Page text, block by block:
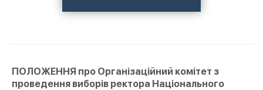
ПОЛОЖЕННЯ про Організаційний комітет з
проведення виборів ректора Національного